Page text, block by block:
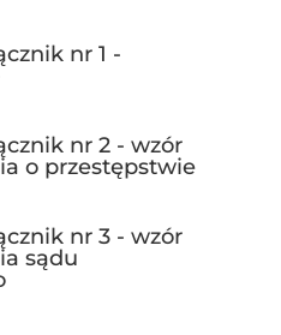
nr 1 -
nr 2 - wzór
o przestępstwie
nr 3 - wzór
sądu